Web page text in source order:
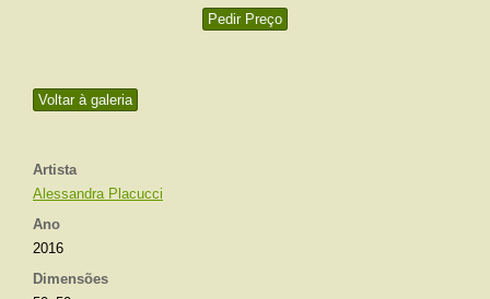
Voltar à galeria
Artista
Alessandra Placucci
Ano
2016
Dimensões
Pedir Preço